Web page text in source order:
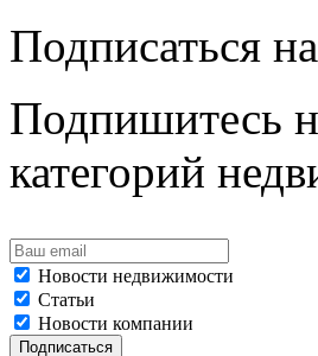
Подписаться
Подпишитесь
категорий
Новости недвижимости
Статьи
Новости компании